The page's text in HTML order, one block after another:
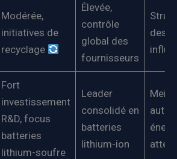
Modérée,
initiatives de
recyclage
Élevée,
contrôle
global des
fournisseurs
des
Fort
investissement
R&D, focus
batteries
lithium-soufre
Leader
consolidé en
batteries
lithium-ion